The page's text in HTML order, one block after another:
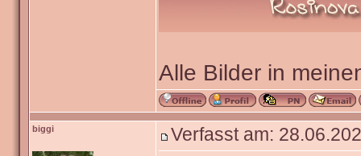
Alle Bilder in
biggi Verfasst am: